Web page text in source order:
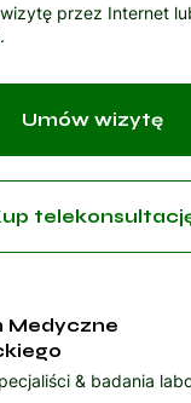
przez Internet
Medyczne
& badania
Umów wizytę